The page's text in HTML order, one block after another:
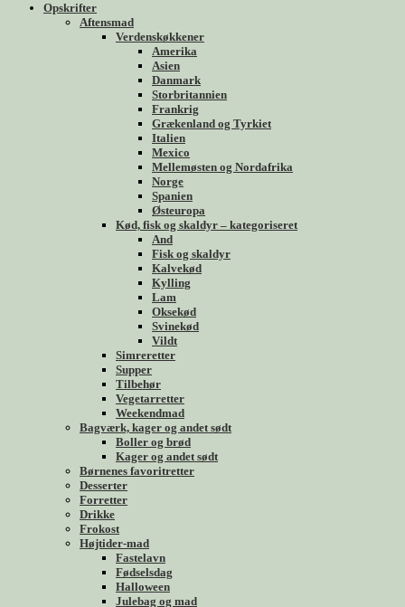
Opskrifter
Aftensmad
Verdenskøkkener
Amerika
Asien
Danmark
Storbritannien
Frankrig
Grækenland og Tyrkiet
Italien
Mexico
Mellemøsten og Nordafrika
Norge
Spanien
Østeuropa
Kød, fisk og skaldyr – kategoriseret
And
Fisk og skaldyr
Kalvekød
Kylling
Lam
Oksekød
Svinekød
Vildt
Simreretter
Supper
Tilbehør
Vegetarretter
Weekendmad
Bagværk, kager og andet sødt
Boller og brød
Kager og andet sødt
Børnenes favoritretter
Desserter
Forretter
Drikke
Frokost
Højtider-mad
Fastelavn
Fødselsdag
Halloween
Julebag og mad